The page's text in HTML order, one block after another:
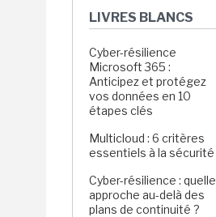
LIVRES BLANCS
Cyber-résilience
Microsoft 365 :
Anticipez et protégez
vos données en 10
étapes clés
Multicloud : 6 critères
essentiels à la sécurité
Cyber-résilience : quelle
approche au-delà des
plans de continuité ?